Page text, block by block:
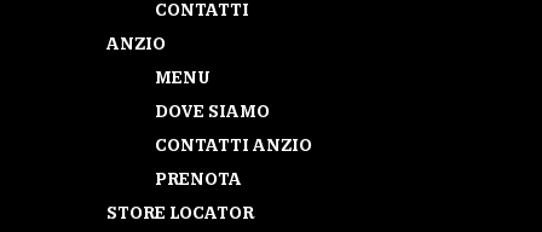
CONTATTI
ANZIO
MENU
DOVE SIAMO
CONTATTI ANZIO
PRENOTA
STORE LOCATOR